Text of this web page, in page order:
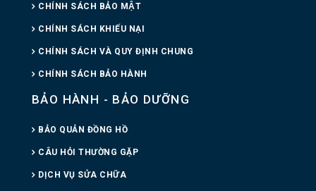
CHÍNH SÁCH BẢO MẬT
CHÍNH SÁCH KHIẾU NẠI
CHÍNH SÁCH VÀ QUY ĐỊNH CHUNG
CHÍNH SÁCH BẢO HÀNH
BẢO HÀNH - BẢO DƯỠNG
BẢO QUẢN ĐỒNG HỒ
CÂU HỎI THƯỜNG GẶP
DỊCH VỤ SỬA CHỮA